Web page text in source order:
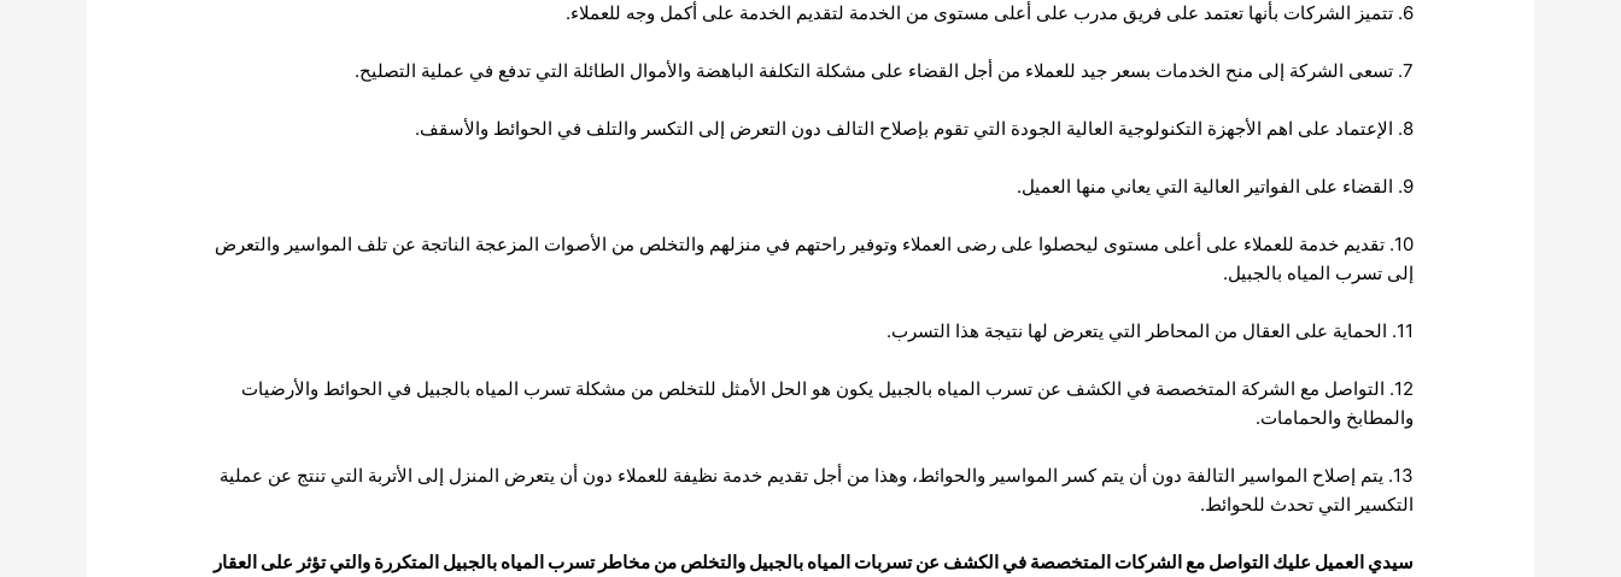
6. تتميز الشركات بأنها تعتمد على فريق مدرب على أعلى مستوى من الخدمة لتقديم الخدمة على أكمل وجه للعملاء.
7. تسعى الشركة إلى منح الخدمات بسعر جيد للعملاء من أجل القضاء على مشكلة التكلفة الباهضة والأموال الطائلة التي تدفع في عملية التصليح.
8. الإعتماد على اهم الأجهزة التكنولوجية العالية الجودة التي تقوم بإصلاح التالف دون التعرض إلى التكسر والتلف في الحوائط والأسقف.
9. القضاء على الفواتير العالية التي يعاني منها العميل.
10. تقديم خدمة للعملاء على أعلى مستوى ليحصلوا على رضى العملاء وتوفير راحتهم في منزلهم والتخلص من الأصوات المزعجة الناتجة عن تلف المواسير والتعرض
إلى تسرب المياه بالجبيل.
11. الحماية على العقال من المحاطر التي يتعرض لها نتيجة هذا التسرب.
12. التواصل مع الشركة المتخصصة في الكشف عن تسرب المياه بالجبيل يكون هو الحل الأمثل للتخلص من مشكلة تسرب المياه بالجبيل في الحوائط والأرضيات
والمطابخ والحمامات.
13. يتم إصلاح المواسير التالفة دون أن يتم كسر المواسير والحوائط، وهذا من أجل تقديم خدمة نظيفة للعملاء دون أن يتعرض المنزل إلى الأتربة التي تنتج عن عملية
التكسير التي تحدث للحوائط.
سيدي العميل عليك التواصل مع الشركات المتخصصة في الكشف عن تسربات المياه بالجبيل والتخلص من مخاطر تسرب المياه بالجبيل المتكررة والتي تؤثر على العقار